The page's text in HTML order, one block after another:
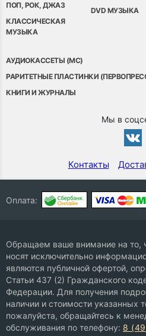
ПОП, РОК, ДЖАЗ
КЛАССИЧЕСКАЯ
МУЗЫКА
DVD МУЗЫКА
АУДИОКАССЕТЫ (MC)
РАРИТЕТНЫЕ ПЛАСТИНКИ
КНИГИ И ЖУРНАЛЫ
Мы в
Контакты
Оплата:
Обращаем ваше внимание на то,
носят исключительно
являются публичной офертой,
Статьи 437 (2) Гражданского
Федерации. Для получения
наличии и стоимости указанных
пожалуйста, обращайтесь к
обслуживания по телефону: 8